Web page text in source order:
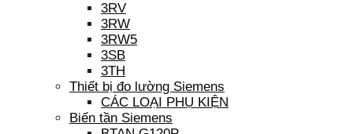
3RV
3RW
3RW5
3SB
3TH
Thiết bị đo lường Siemens
CÁC LOẠI PHỤ KIỆN
Biến tần Siemens